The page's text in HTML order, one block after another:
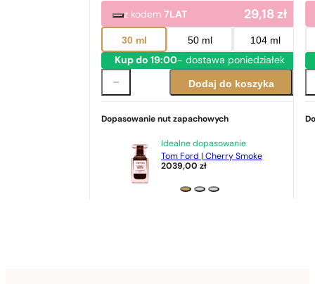
z kodem7LAT 29,18zł
30 ml 50 ml 104 ml
Kup do 19:00- dostawa poniedziałek
Dodaj do koszyka
Dopasowanie nut zapachowych
Idealne dopasowanie
Tom Ford | Cherry Smoke
2039,00zł